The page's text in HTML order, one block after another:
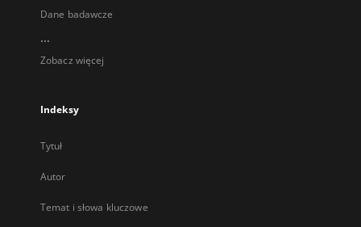
Dane badawcze
...
Zobacz więcej
Indeksy
Tytuł
Autor
Temat i słowa kluczowe